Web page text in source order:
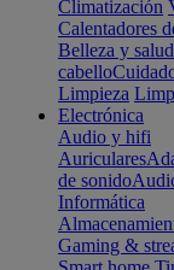
Climatización
Calentadores
Belleza y salud
cabello
Limpieza
Electrónica
Audio y hifi
Auriculares
de sonido
Informática
Gaming &